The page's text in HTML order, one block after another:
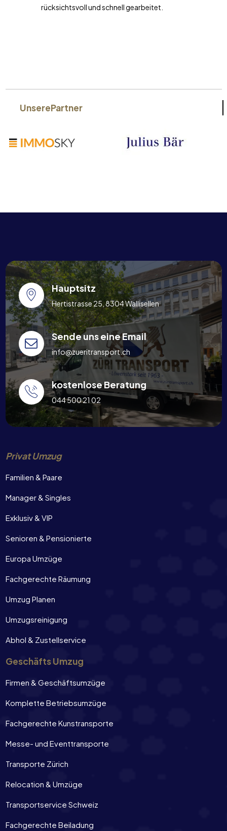
rücksichtsvoll und schnell gearbeitet.
UnserePartner
Hauptsitz
Hertistrasse 25, 8304 Wallisellen
Sende uns eine Email
info@zueritransport.ch
kostenlose Beratung
044 500 21 02
Privat Umzug
Familien & Paare
Manager & Singles
Exklusiv & VIP
Senioren & Pensionierte
Europa Umzüge
Fachgerechte Räumung
Umzug Planen
Umzugsreinigung
Abhol & Zustellservice
Geschäfts Umzug
Firmen & Geschäftsumzüge
Komplette Betriebsumzüge
Fachgerechte Kunstransporte
Messe- und Eventtransporte
Transporte Zürich
Relocation & Umzüge
Transportservice Schweiz
Fachgerechte Beiladung